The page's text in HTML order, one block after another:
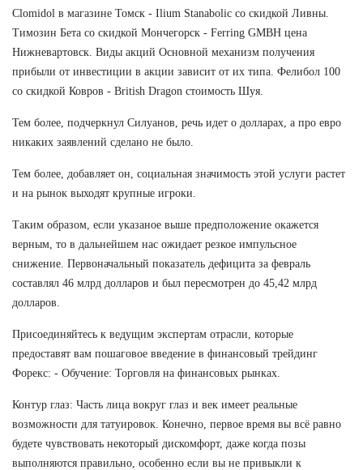
Clomidol в магазине Томск - Ilium Stanabolic со скидкой Ливны.
Tимозин Бета со скидкой Мончегорск - Ferring GMBH цена
Нижневартовск. Виды акций Основной механизм получения
прибыли от инвестиции в акции зависит от их типа. Фелибол 100
со скидкой Ковров - British Dragon стоимость Шуя.
Тем более, подчеркнул Силуанов, речь идет о долларах, а про евро
никаких заявлений сделано не было.
Тем более, добавляет он, социальная значимость этой услуги растет
и на рынок выходят крупные игроки.
Таким образом, если указаное выше предположение окажется
верным, то в дальнейшем нас ожидает резкое импульсное
снижение. Первоначальный показатель дефицита за февраль
составлял 46 млрд долларов и был пересмотрен до 45,42 млрд
долларов.
Присоединяйтесь к ведущим экспертам отрасли, которые
предоставят вам пошаговое введение в финансовый трейдинг
Форекс: - Обучение: Торговля на финансовых рынках.
Контур глаз: Часть лица вокруг глаз и век имеет реальные
возможности для татуировок. Конечно, первое время вы всё равно
будете чувствовать некоторый дискомфорт, даже когда позы
выполняются правильно, особенно если вы не привыкли к